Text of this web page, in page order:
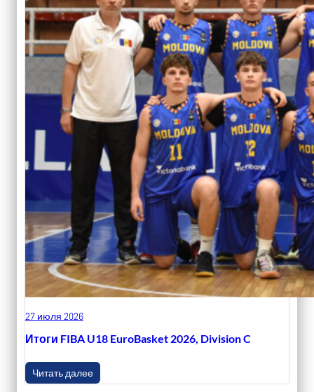
27 июля 2026
Итоги FIBA U18 EuroBasket 2026, Division C
Читать далее